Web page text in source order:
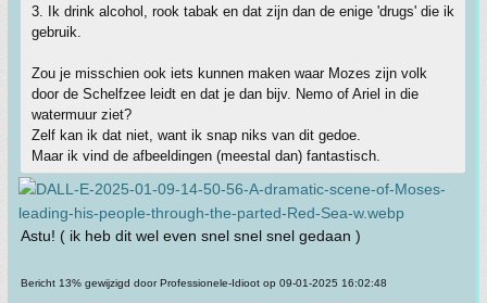
3. Ik drink alcohol, rook tabak en dat zijn dan de enige 'drugs' die ik
gebruik.
Zou je misschien ook iets kunnen maken waar Mozes zijn volk
door de Schelfzee leidt en dat je dan bijv. Nemo of Ariel in die
watermuur ziet?
Zelf kan ik dat niet, want ik snap niks van dit gedoe.
Maar ik vind de afbeeldingen (meestal dan) fantastisch.
Astu! ( ik heb dit wel even snel snel snel gedaan )
Bericht 13% gewijzigd door Professionele-Idioot op 09-01-2025 16:02:48